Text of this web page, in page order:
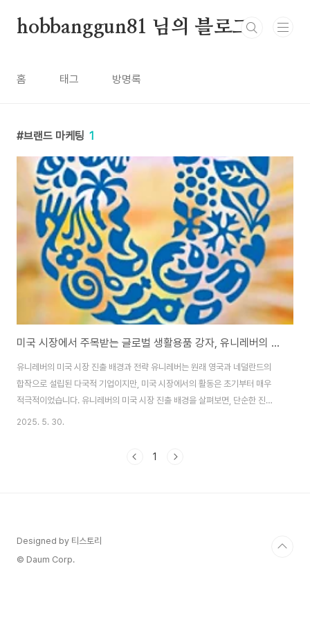
hobbanggun81 님의 블로그
홈 태그 방명록
브랜드 마케팅 1
미국 시장에서 주목받는 글로벌 생활용품 강자, 유니레버의 전략과 성장 이야기
유니레버의 미국 시장 진출 배경과 전략 유니레버는 원래 영국과 네덜란드의
합작으로 설립된 다국적 기업이지만, 미국 시장에서의 활동은 초기부터 매우
적극적이었습니다. 유니레버의 미국 시장 진출 배경을 살펴보면, 단순한 진출
이 아닌 철저한 현지화 전략이 기반이 되었음을 알 수 있습니다. 1930년대부
국 소비자의 취향을 반영한 제품 개발에 많은 공을 들였습니다. 특히 1980년
2025. 5. 30.
1
Designed by 티스토리
© Daum Corp.